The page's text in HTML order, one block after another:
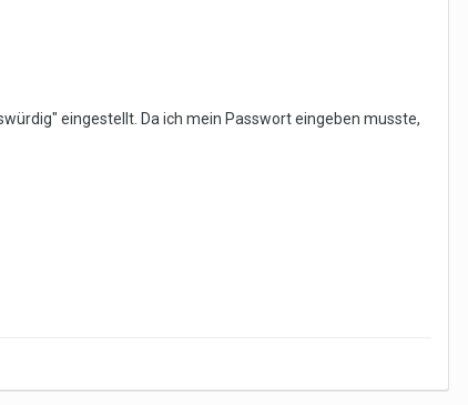
eingestellt. Da ich mein Passwort eingeben musste,